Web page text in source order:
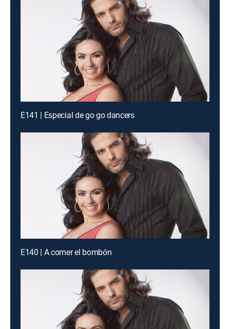
E141 | Especial de go go dancers
E140 | A comer el bombón